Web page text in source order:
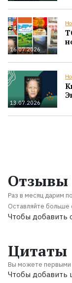
16.07.2026
13.07.2026
Отзывы
Раз в месяц дарим
Оставляйте больше
Чтобы добавить
Цитаты
Вы можете первыми
Чтобы добавить